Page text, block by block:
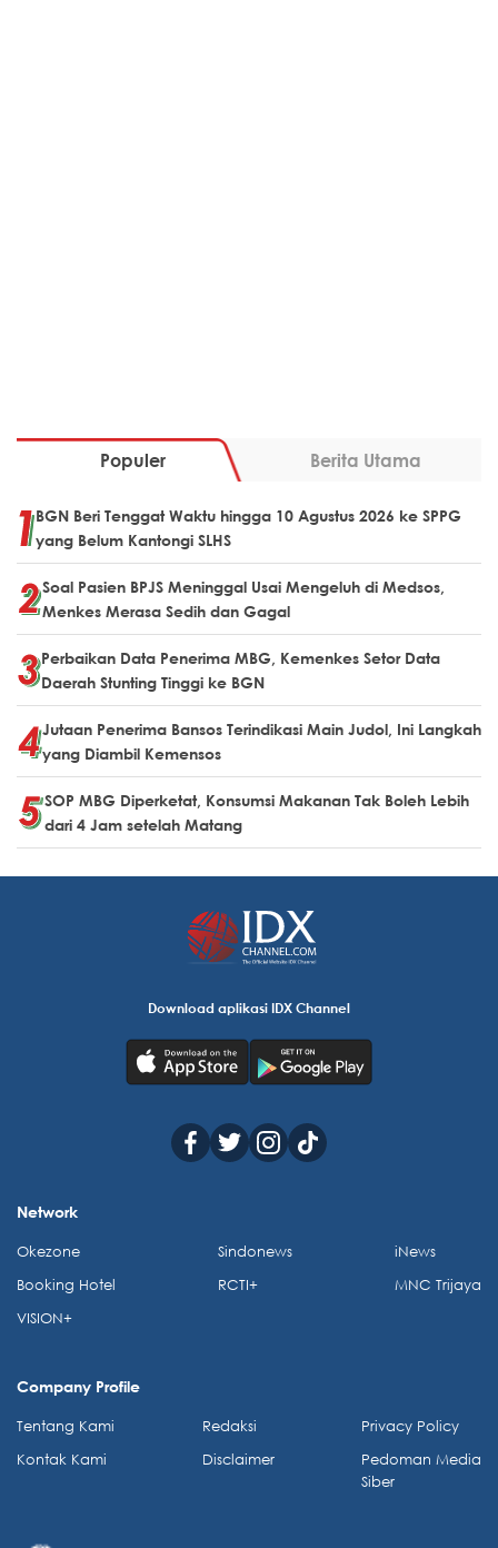
Populer Berita Utama
BGN Beri Tenggat Waktu hingga 10 Agustus 2026 ke SPPG
yang Belum Kantongi SLHS
Soal Pasien BPJS Meninggal Usai Mengeluh di Medsos,
Menkes Merasa Sedih dan Gagal
Perbaikan Data Penerima MBG, Kemenkes Setor Data
Daerah Stunting Tinggi ke BGN
Jutaan Penerima Bansos Terindikasi Main Judol, Ini Langkah
yang Diambil Kemensos
SOP MBG Diperketat, Konsumsi Makanan Tak Boleh Lebih
dari 4 Jam setelah Matang
Download aplikasi IDX Channel
Network
Okezone
Booking Hotel
VISION+
Sindonews
RCTI+
iNews
MNC Trijaya
Company Profile
Tentang Kami
Kontak Kami
Redaksi
Disclaimer
Privacy Policy
Pedoman Media
Siber